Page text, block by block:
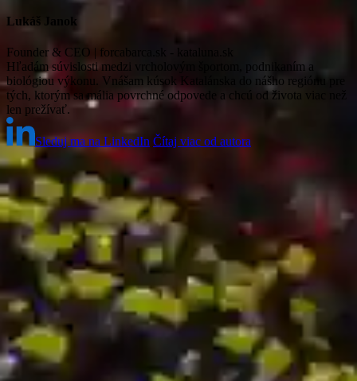
Lukáš Janok
Founder & CEO | forcabarca.sk - kataluna.sk
Hľadám súvislosti medzi vrcholovým športom, podnikaním a
biológiou výkonu. Vnášam kúsok Katalánska do nášho regiónu pre
tých, ktorým sa mália povrchné odpovede a chcú od života viac než
len prežívať.
Sleduj ma na LinkedIn Čítaj viac od autora